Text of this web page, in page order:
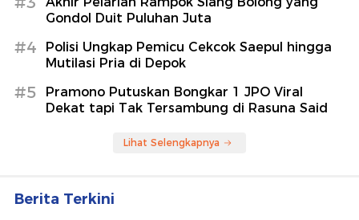
Gondol Duit Puluhan Juta
#4
Polisi Ungkap Pemicu Cekcok Saepul hingga
Mutilasi Pria di Depok
#5
Pramono Putuskan Bongkar 1 JPO Viral
Dekat tapi Tak Tersambung di Rasuna Said
Lihat Selengkapnya
Berita Terkini